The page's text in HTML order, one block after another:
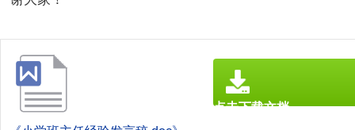
点击下载文档